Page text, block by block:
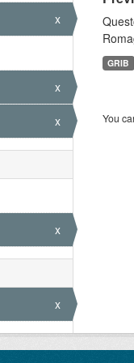
x
x
x
x
x
GRIB
You